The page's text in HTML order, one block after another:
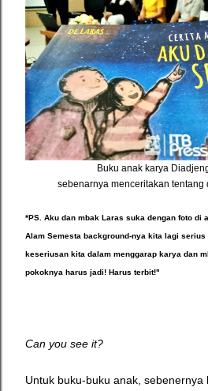
Buku anak karya
sebenarnya menceritakan tentang
*PS. Aku dan mbak Laras suka dengan foto di
Alam Semesta background-nya kita lagi serius
keseriusan kita dalam menggarap karya dan
pokoknya harus jadi! Harus terbit!"
Can you see it?
Untuk buku-buku anak, sebenernya